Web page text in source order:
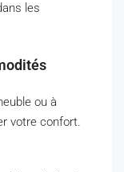
les
ou à
votre confort.